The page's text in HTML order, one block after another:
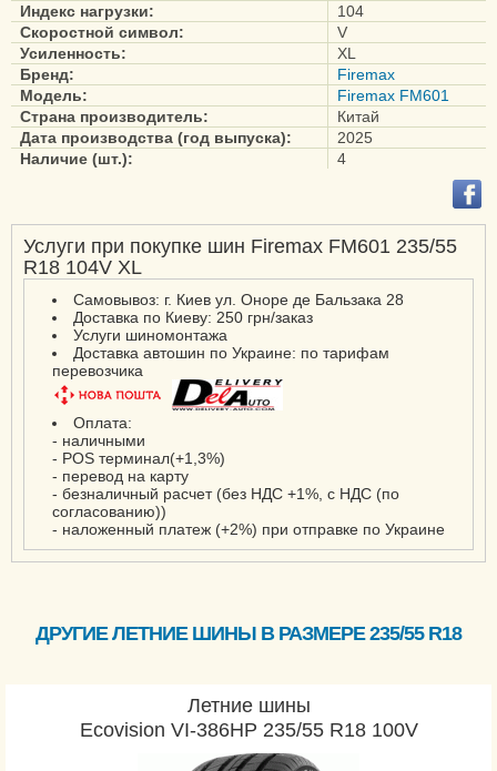
Индекс нагрузки:
104
Скоростной символ:
V
Усиленность:
XL
Бренд:
Firemax
Модель:
Firemax FM601
Страна производитель:
Китай
Дата производства (год выпуска):
2025
Наличие (шт.):
4
Услуги при покупке шин Firemax FM601 235/55
R18 104V XL
Самовывоз: г. Киев ул. Оноре де Бальзака 28
Доставка по Киеву: 250 грн/заказ
Услуги шиномонтажа
Доставка автошин по Украине: по тарифам
перевозчика
Оплата:
- наличными
- POS терминал(+1,3%)
- перевод на карту
- безналичный расчет (без НДС +1%, с НДС (по
согласованию))
- наложенный платеж (+2%) при отправке по Украине
ДРУГИЕ ЛЕТНИЕ ШИНЫ В РАЗМЕРЕ 235/55 R18
Летние шины
Ecovision VI-386HP 235/55 R18 100V